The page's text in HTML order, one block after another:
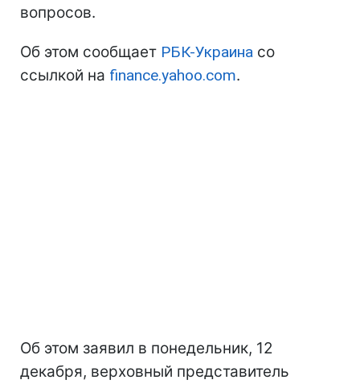
вопросов.
Об этом сообщает РБК-Украина со
ссылкой на finance.yahoo.com.
Об этом заявил в понедельник, 12
декабря, верховный представитель